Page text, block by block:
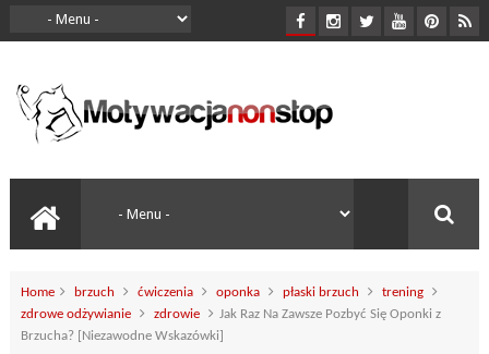
Home brzuch ćwiczenia oponka płaski brzuch
trening
zdrowe odżywianie
zdrowie
Jak Raz Na Zawsze Pozbyć Się Oponki z
Brzucha? [Niezawodne Wskazówki]